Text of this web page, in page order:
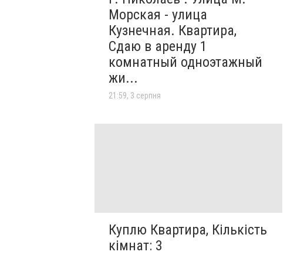
Морская - улица
Кузнечная. Квартира,
Сдаю в аренду 1
комнатный одноэтажный
жи...
21:59, 3 серпня
Куплю Квартира, Кількість
кімнат: 3